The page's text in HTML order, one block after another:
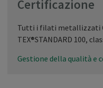
Certificazione
Tutti i filati metallizzati
TEX®STANDARD 100,
Gestione della qualità e